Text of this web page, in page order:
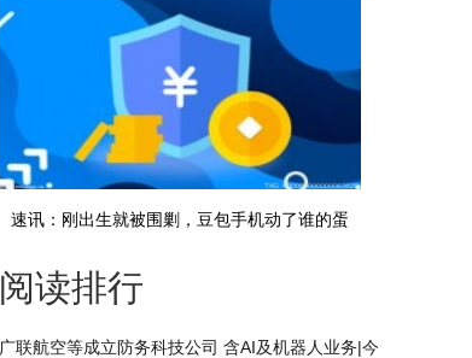
速讯：刚出生就被围剿，豆包手机动了谁的蛋
阅读排行
广联航空等成立防务科技公司 含AI及机器人业务|今